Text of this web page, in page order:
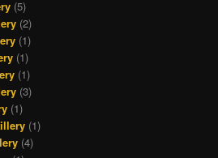
(5)
(2)
(1)
(1)
(1)
(3)
(1)
(1)
(4)